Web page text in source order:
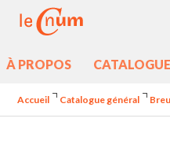
À PROPOS
Accueil Catalogue général